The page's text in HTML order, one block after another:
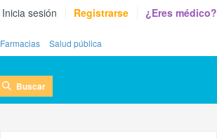
Inicia sesión Registrarse ¿Eres médico?
Farmacias Salud pública
Buscar